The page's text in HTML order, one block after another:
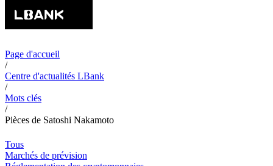
Page d'accueil
/
Centre d'actualités LBank
/
Mots clés
/
Pièces de Satoshi Nakamoto
Tous
Marchés de prévision